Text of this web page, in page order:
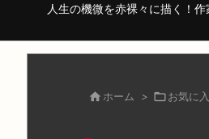
人生の機微を赤裸々に描く！
 ホーム > お気に